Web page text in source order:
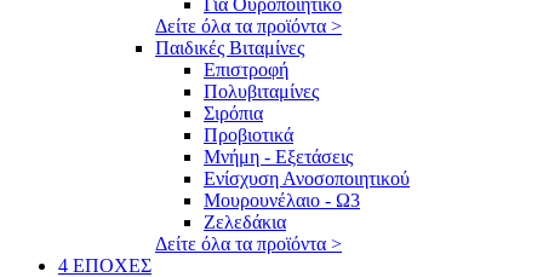
Για Ουροποιητικό
Δείτε όλα τα προϊόντα >
Παιδικές Βιταμίνες
Επιστροφή
Πολυβιταμίνες
Σιρόπια
Προβιοτικά
Μνήμη - Εξετάσεις
Ενίσχυση Ανοσοποιητικού
Μουρουνέλαιο - Ω3
Ζελεδάκια
Δείτε όλα τα προϊόντα >
4 ΕΠΟΧΕΣ